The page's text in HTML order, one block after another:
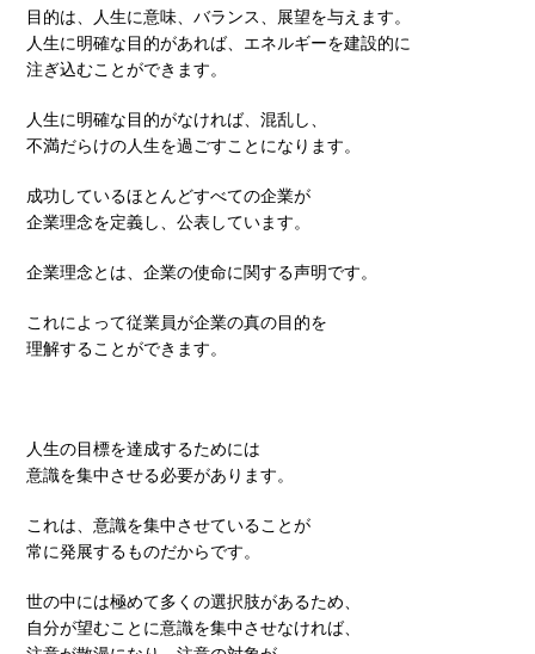
目的は、人生に意味、バランス、展望を与えます。
人生に明確な目的があれば、エネルギーを建設的に
注ぎ込むことができます。
人生に明確な目的がなければ、混乱し、
不満だらけの人生を過ごすことになります。
成功しているほとんどすべての企業が
企業理念を定義し、公表しています。
企業理念とは、企業の使命に関する声明です。
これによって従業員が企業の真の目的を
理解することができます。
人生の目標を達成するためには
意識を集中させる必要があります。
これは、意識を集中させていることが
常に発展するものだからです。
世の中には極めて多くの選択肢があるため、
自分が望むことに意識を集中させなければ、